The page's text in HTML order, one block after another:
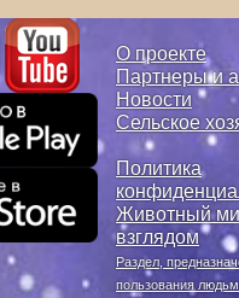
О проекте
Партнеры и
Новости
Сельское
Политика
Животный
взглядом
Раздел,
пользования